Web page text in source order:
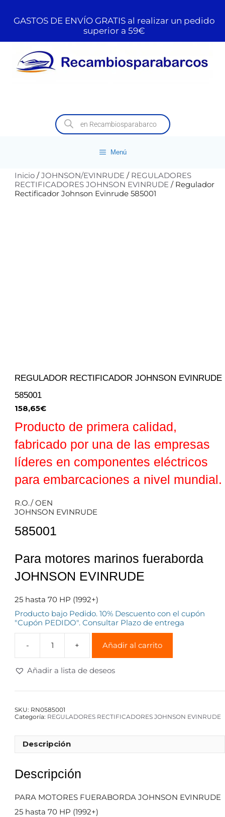
GASTOS DE ENVÍO GRATIS al realizar un pedido
superior a 59€
Menú
Inicio /JOHNSON/EVINRUDE / REGULADORES
RECTIFICADORES JOHNSON EVINRUDE / Regulador
Rectificador Johnson Evinrude 585001
REGULADOR RECTIFICADOR JOHNSON EVINRUDE
585001
158,65€
Producto de primera calidad,
fabricado por una de las empresas
líderes en componentes eléctricos
para embarcaciones a nivel mundial.
R.O./ OEN
JOHNSON EVINRUDE
585001
Para motores marinos fueraborda
JOHNSON EVINRUDE
25 hasta 70 HP (1992+)
Producto bajo Pedido. 10% Descuento con el cupón
"Cupón PEDIDO". Consultar Plazo de entrega
Añadir al carrito
Añadir a lista de deseos
SKU: RN0585001
Categoría: REGULADORES RECTIFICADORES JOHNSON EVINRUDE
Descripción
Descripción
PARA MOTORES FUERABORDA JOHNSON EVINRUDE
25 hasta 70 HP (1992+)